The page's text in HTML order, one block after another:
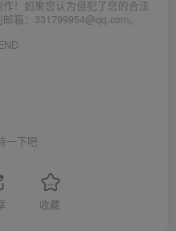
！如果您认为侵犯了您的合法
箱：331799954@qq.com。
一下吧
收藏